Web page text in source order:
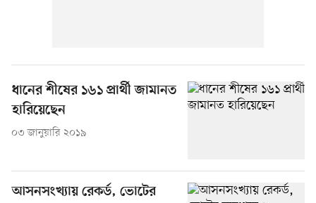
ধানের শীষের ১৬১ প্রার্থী জামানত
হারিয়েছেন
০৩ জানুয়ারি ২০১৯
আসনসংখ্যায় রেকর্ড, ভোটের